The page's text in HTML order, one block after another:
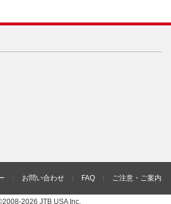
| お問い合わせ | FAQ | ご注意・ご案内
2026 JTB USA Inc.